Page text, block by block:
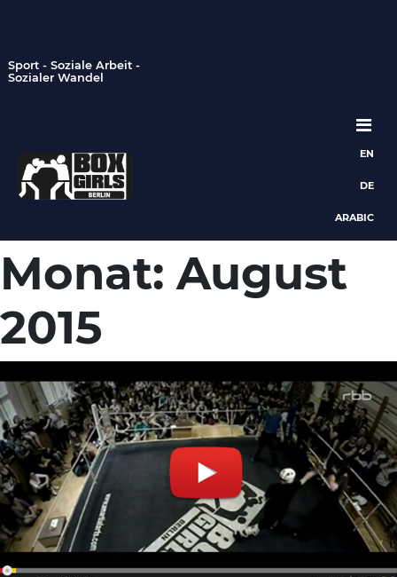
Sport - Soziale Arbeit -
Sozialer Wandel
Hauptnavigation
EN
DE
ARABIC
Monat:August
2015